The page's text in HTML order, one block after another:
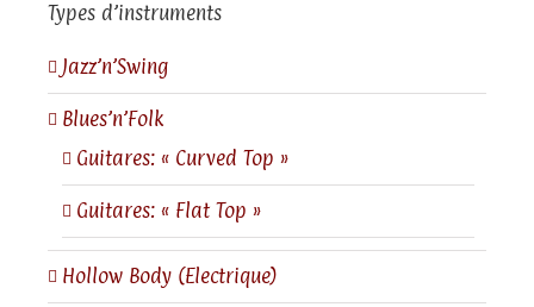
Types d’instruments
Jazz’n’Swing
Blues’n’Folk
Guitares: « Curved Top »
Guitares: « Flat Top »
Hollow Body (Electrique)